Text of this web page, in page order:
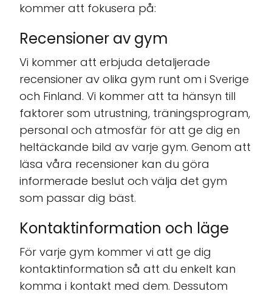
kommer att fokusera på:
Recensioner av gym
Vi kommer att erbjuda detaljerade
recensioner av olika gym runt om i Sverige
och Finland. Vi kommer att ta hänsyn till
faktorer som utrustning, träningsprogram,
personal och atmosfär för att ge dig en
heltäckande bild av varje gym. Genom att
läsa våra recensioner kan du göra
informerade beslut och välja det gym
som passar dig bäst.
Kontaktinformation och läge
För varje gym kommer vi att ge dig
kontaktinformation så att du enkelt kan
komma i kontakt med dem. Dessutom